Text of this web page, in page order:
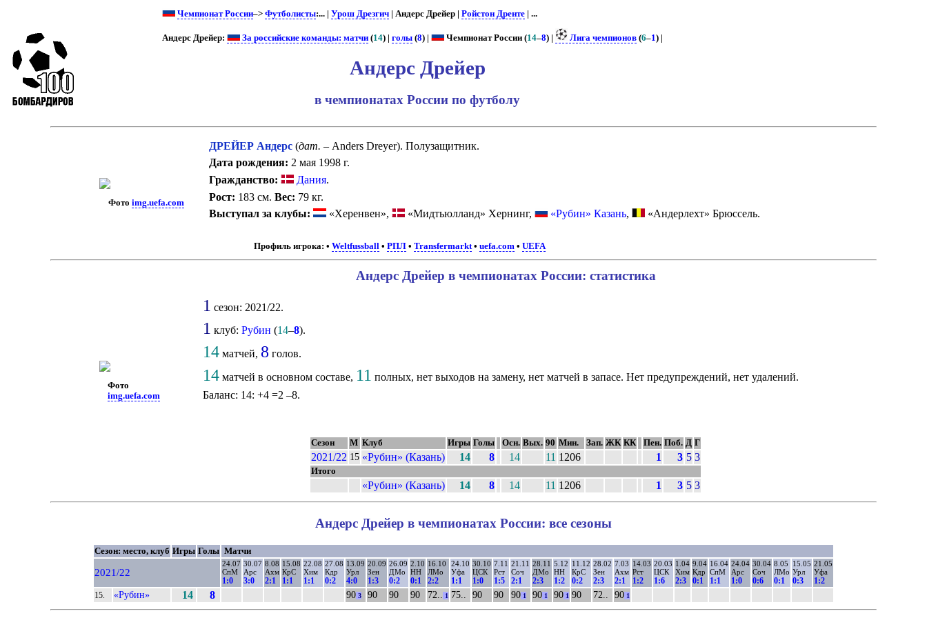
Чемпионат России–>Футболисты:... |Урош Дрезгич | Андерс Дрейер |Ройстон Дренте | ...
Андерс Дрейер: За российские команды: матчи (14) |голы (8) | Чемпионат России (14–8) | Лига чемпионов (6–1) |
Андерс Дрейер
в чемпионатах России по футболу
Фото img.uefa.com
ДРЕЙЕР Андерс(дат. – Anders Dreyer). Полузащитник.
Дата рождения: 2 мая 1998 г.
Гражданство:
Дания.
Рост: 183 см. Вес: 79 кг.
Выступал за клубы:
«Херенвен», «Мидтьюлланд» Хернинг, «Рубин» Казань, «Андерлехт» Брюссель.
Профиль игрока: • Weltfussball• РПЛ• Transfermarkt• uefa.com• UEFA
Фото
img.uefa.com
Андерс Дрейер в чемпионатах России: статистика
1 сезон: 2021/22.
1 клуб:Рубин (14–8).
14 матчей, 8 голов.
14 матчей в основном составе, 11 полных, нет выходов на замену, нет матчей в запасе. Нет предупреждений, нет удалений.
Баланс: 14: +4 =2 –8.
Сезон М Клуб Игры Голы Осн. Вых. 90 Мин. Зап. ЖК КК Пен. Поб. Д Г
2021/22 15 «Рубин» (Казань) 14 8 14 11 1206 1 3 5 3
Итого
«Рубин» (Казань) 14 8 14 11 1206 1 3 5 3
Андерс Дрейер в чемпионатах России: все сезоны
Сезон: место, клуб Игры Голы Матчи
2021/22
24.07
СпМ
1:0
30.07
Арс
3:0
8.08
Ахм
2:1
15.08
КрС
1:1
22.08
Хим
1:1
27.08
Кдр
0:2
13.09
Урл
4:0
20.09
Зен
1:3
26.09
ДМо
0:2
2.10
НН
0:1
16.10
ЛМо
2:2
24.10
Уфа
1:1
30.10
ЦСК
1:0
7.11
Рст
1:5
21.11
Соч
2:1
28.11
ДМо
2:3
5.12
НН
1:2
11.12
КрС
0:2
28.02
Зен
2:3
7.03
Ахм
2:1
14.03
Рст
1:2
20.03
ЦСК
1:6
1.04
Хим
2:3
9.04
Кдр
0:1
16.04
СпМ
1:1
24.04
Арс
1:0
30.04
Соч
0:6
8.05
ЛМо
0:1
15.05
Урл
0:3
21.05
Уфа
1:2
15. «Рубин» 14 8 90 3 90 90 90 72.. 1 75.. 90 90 90 1 90 1 90 1 90 72.. 90 1